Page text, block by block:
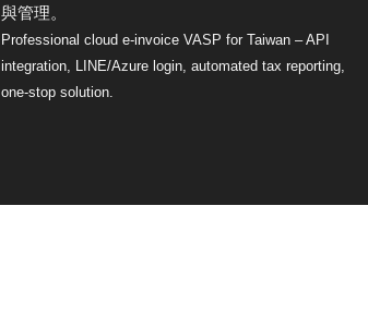
與管理。
Professional cloud e-invoice VASP for Taiwan – API
integration, LINE/Azure login, automated tax reporting,
one-stop solution.